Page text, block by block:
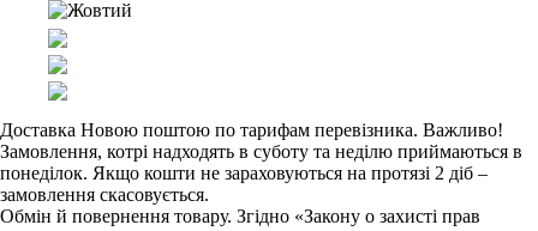
Доставка Новою поштою по тарифам перевізника. Важливо!
Замовлення, котрі надходять в суботу та неділю приймаються в
понеділок. Якщо кошти не зараховуються на протязі 2 діб –
замовлення скасовується.
Обмін й повернення товару. Згідно «Закону о захисті прав